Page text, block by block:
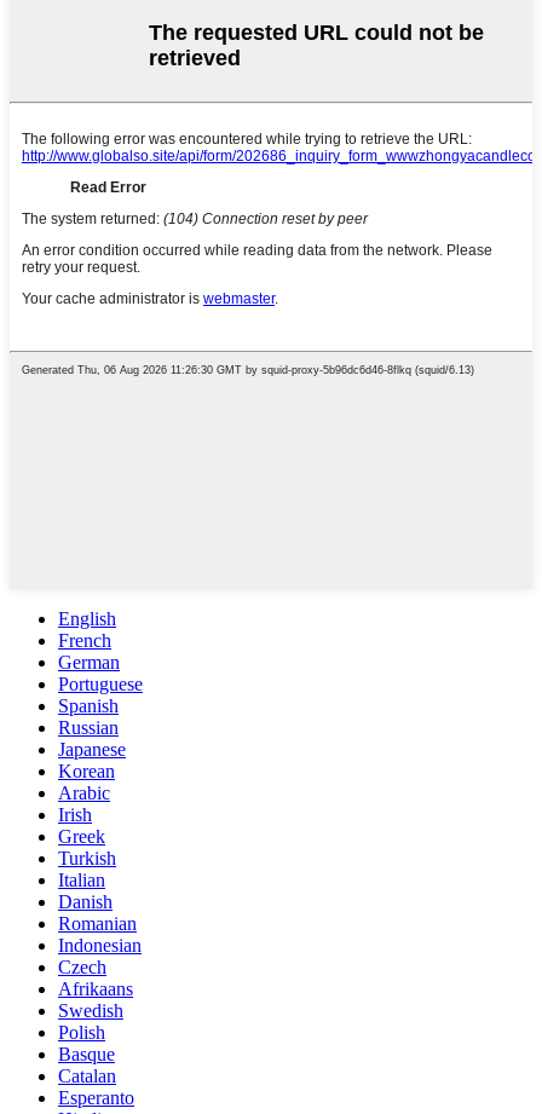
English
French
German
Portuguese
Spanish
Russian
Japanese
Korean
Arabic
Irish
Greek
Turkish
Italian
Danish
Romanian
Indonesian
Czech
Afrikaans
Swedish
Polish
Basque
Catalan
Esperanto